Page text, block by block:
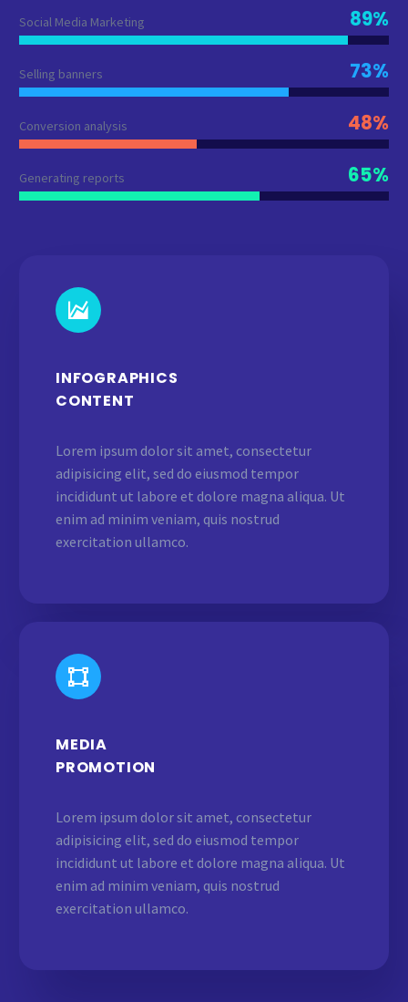
Social Media Marketing 89%
Selling banners 73%
Conversion analysis 48%
Generating reports 65%
INFOGRAPHICS
CONTENT
Lorem ipsum dolor sit amet, consectetur
adipisicing elit, sed do eiusmod tempor
incididunt ut labore et dolore magna aliqua. Ut
enim ad minim veniam, quis nostrud
exercitation ullamco.
MEDIA
PROMOTION
Lorem ipsum dolor sit amet, consectetur
adipisicing elit, sed do eiusmod tempor
incididunt ut labore et dolore magna aliqua. Ut
enim ad minim veniam, quis nostrud
exercitation ullamco.